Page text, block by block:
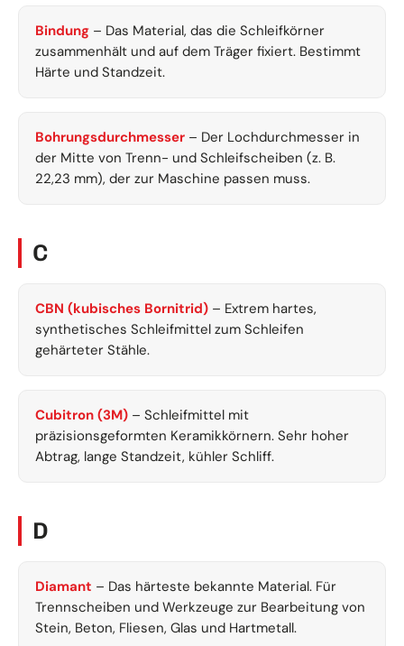
Bindung – Das Material, das die Schleifkörner
zusammenhält und auf dem Träger fixiert. Bestimmt
Härte und Standzeit.
Bohrungsdurchmesser – Der Lochdurchmesser in
der Mitte von Trenn- und Schleifscheiben (z. B.
22,23 mm), der zur Maschine passen muss.
C
CBN (kubisches Bornitrid) – Extrem hartes,
synthetisches Schleifmittel zum Schleifen
gehärteter Stähle.
Cubitron (3M) – Schleifmittel mit
präzisionsgeformten Keramikkörnern. Sehr hoher
Abtrag, lange Standzeit, kühler Schliff.
D
Diamant – Das härteste bekannte Material. Für
Trennscheiben und Werkzeuge zur Bearbeitung von
Stein, Beton, Fliesen, Glas und Hartmetall.